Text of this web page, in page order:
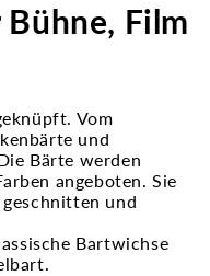
Film
Vom
und
Bärte werden
angeboten. Sie
und
Bartwichse